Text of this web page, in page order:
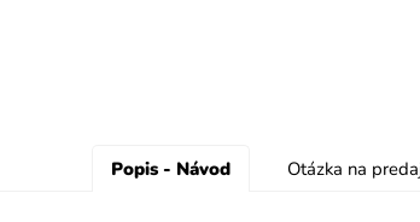
Popis - Návod Otázka na